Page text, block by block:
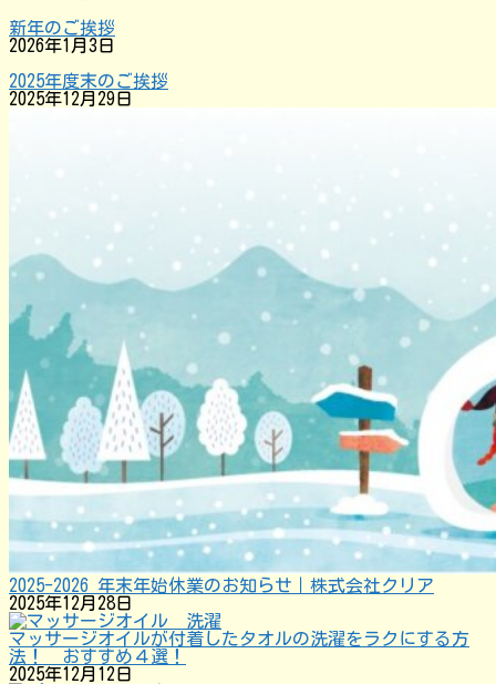
新年のご挨拶
2026年1月3日
2025年度末のご挨拶
2025年12月29日
2025-2026 年末年始休業のお知らせ｜株式会社クリア
2025年12月28日
マッサージオイルが付着したタオルの洗濯をラクにする方
法！ おすすめ４選！
2025年12月12日